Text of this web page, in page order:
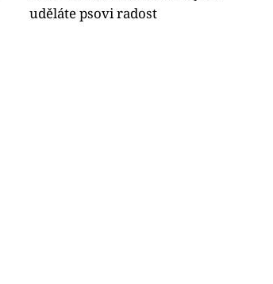
uděláte psovi radost